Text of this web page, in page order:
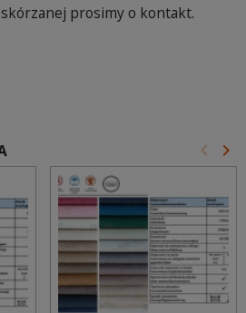
prosimy o kontakt.
keyboard_arrow_left keyboard_arrow_right